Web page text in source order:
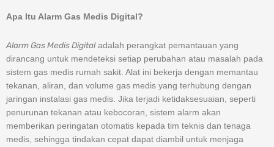
Apa Itu Alarm Gas Medis Digital?
Alarm Gas Medis Digitaladalah perangkat pemantauan yang
dirancang untuk mendeteksi setiap perubahan atau masalah pada
sistem gas medis rumah sakit. Alat ini bekerja dengan memantau
tekanan, aliran, dan volume gas medis yang terhubung dengan
jaringan instalasi gas medis. Jika terjadi ketidaksesuaian, seperti
penurunan tekanan atau kebocoran, sistem alarm akan
memberikan peringatan otomatis kepada tim teknis dan tenaga
medis, sehingga tindakan cepat dapat diambil untuk menjaga